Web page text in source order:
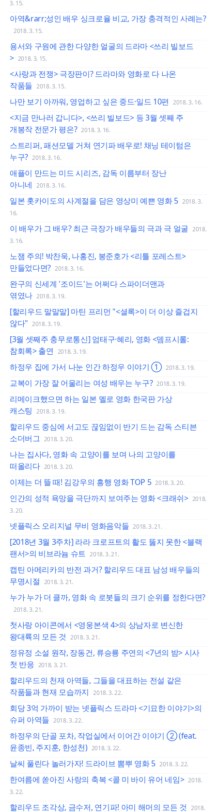
3. 15.
아역&rarr;성인 배우 싱크로율 비교, 가장 충격적인 사례는?
2018. 3. 15.
용서와 구원에 관한 다양한 얼굴의 드라마 <쓰리 빌보드
> 2018. 3. 15.
<사랑과 전쟁> 극장판이? 드라마와 영화로 다 나온
작품들 2018. 3. 15.
나만 보기 아까워, 영업하고 싶은 중드·일드 10편 2018. 3. 16.
<지금 만나러 갑니다>, <쓰리 빌보드> 등 3월 셋째 주
개봉작 전문가 평은? 2018. 3. 16.
스트리퍼, 패션모델 거쳐 연기파 배우로! 채닝 테이텀은
누구? 2018. 3. 16.
애플이 만드는 미드 시리즈, 감독 이름부터 장난
아니네 2018. 3. 16.
일본 홋카이도의 사계절을 담은 영상미 예쁜 영화 5 2018. 3.
16.
이 배우가 그 배우? 최근 극장가 배우들의 극과 극 얼굴 2018.
3. 16.
노잼 주의! 박찬욱, 나홍진, 봉준호가 <리틀 포레스트>
만들었다면? 2018. 3. 16.
완구의 신세계 '조이드'는 어쩌다 스파이더맨과
엮였나 2018. 3. 19.
[할리우드 말말말] 마틴 프리먼 "<셜록>이 더 이상 즐겁지
않다" 2018. 3. 19.
[3월 셋째주 충무로통신] 엄태구·혜리, 영화 <뎀프시롤:
참회록> 출연 2018. 3. 19.
하정우 집에 가서 나눈 인간 하정우 이야기 ① 2018. 3. 19.
교복이 가장 잘 어울리는 여성 배우는 누구? 2018. 3. 19.
리메이크했으면 하는 일본 멜로 영화 한국판 가상
캐스팅 2018. 3. 19.
할리우드 중심에 서고도 끊임없이 반기 드는 감독 스티븐
소더버그 2018. 3. 20.
나는 집사다, 영화 속 고양이를 보며 나의 고양이를
떠올리다 2018. 3. 20.
이제는 더 뜰 때! 김강우의 흥행 영화 TOP 5 2018. 3. 20.
인간의 성적 욕망을 극단까지 보여주는 영화 <크래쉬> 2018.
3. 20.
넷플릭스 오리지널 무비 영화음악들 2018. 3. 21.
[2018년 3월 3주차] 라라 크로프트의 활도 뚫지 못한 <블랙
팬서>의 비브라늄 슈트 2018. 3. 21.
캡틴 아메리카의 반전 과거? 할리우드 대표 남성 배우들의
무명시절 2018. 3. 21.
누가 누가 더 클까, 영화 속 로봇들의 크기 순위를 정한다면?
2018. 3. 21.
첫사랑 아이콘에서 <영웅본색 4>의 상남자로 변신한
왕대륙의 모든 것 2018. 3. 21.
정유정 소설 원작, 장동건, 류승룡 주연의 <7년의 밤> 시사
첫 반응 2018. 3. 21.
할리우드의 천재 아역들, 그들을 대표하는 전설 같은
작품들과 현재 모습까지 2018. 3. 22.
회당 3억 가까이 받는 넷플릭스 드라마 <기묘한 이야기>의
슈퍼 아역들 2018. 3. 22.
하정우의 단골 포차, 작업실에서 이어간 이야기 ② (feat.
윤종빈, 주지훈, 한성천) 2018. 3. 22.
날씨 풀린다 놀러가자! 드라이브 뽐뿌 영화 5 2018. 3. 22.
한여름에 쏟아진 사랑의 축복 <콜 미 바이 유어 네임> 2018.
3. 22.
할리우드 조각상, 금수저, 연기파! 아미 해머의 모든 것 2018.